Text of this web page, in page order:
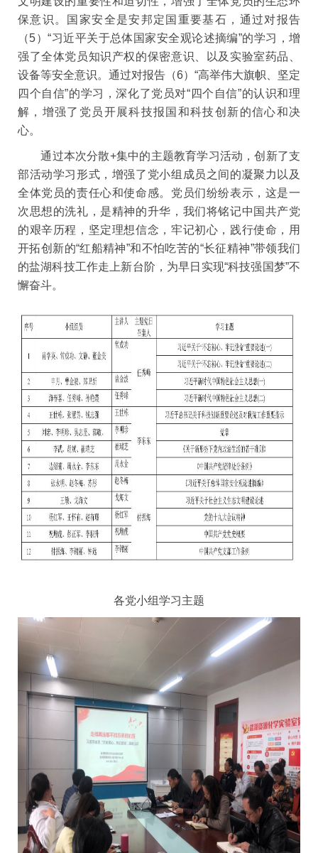
保意识。国家安全是安邦定国重要基石，通过对报告
（5）“习近平关于总体国家安全观论述摘编”的学习 ，增
强了全体党员知识产权的保密意识、以及实验室药品、
设备等安全意识。通过对报告（6） “高举伟大旗帜、坚定
四个自信”的学习，深化了党员对“四个自信”的认识和理
解，增强了党员开展科技报国和科技创新的信心和决
心。
通过本次分散+集中的主题教育学习活动，创新了支
部活动学习形式，增强了党小组成员之间的凝聚力以及
全体党员的责任心和使命感。党员们纷纷表示，这是一
次思想的洗礼，是精神的升华，我们将铭记中国共产党
的艰辛历程，坚定理想信念，牢记初心，践行使命，用
开拓创新的“红船精神”和不怕吃苦的“长征精神”带领我们
的盐湖科技工作走上新台阶，为早日实现“科技强国梦”不
懈奋斗。
各党小组学习主题